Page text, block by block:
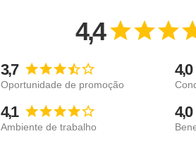
4,4
3,7
Oportunidade de promoção
4,0
4,1
Ambiente de trabalho
4,0